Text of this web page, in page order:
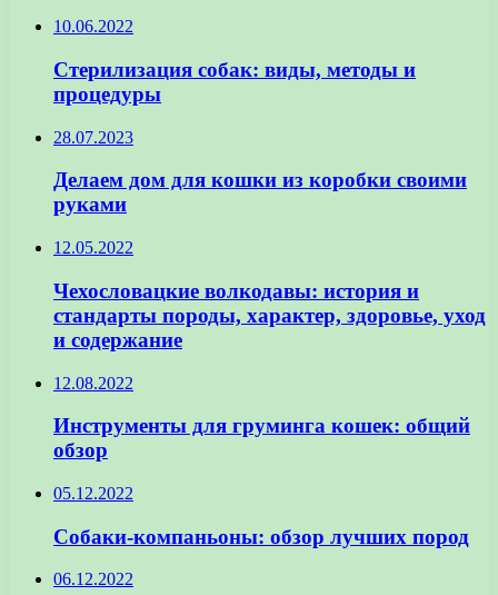
10.06.2022
Стерилизация собак: виды, методы и
процедуры
28.07.2023
Делаем дом для кошки из коробки своими
руками
12.05.2022
Чехословацкие волкодавы: история и
стандарты породы, характер, здоровье, уход
и содержание
12.08.2022
Инструменты для груминга кошек: общий
обзор
05.12.2022
Собаки-компаньоны: обзор лучших пород
06.12.2022